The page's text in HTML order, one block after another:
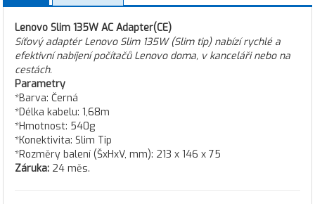
Lenovo Slim 135W AC Adapter(CE)
Síťový adaptér Lenovo Slim 135W (Slim tip) nabízí rychlé a
efektivní nabíjení počítačů Lenovo doma, v kanceláři nebo na
cestách.
Parametry
*Barva: Černá
*Délka kabelu: 1,68m
*Hmotnost: 540g
*Konektivita: Slim Tip
*Rozměry balení (ŠxHxV, mm): 213 x 146 x 75
Záruka: 24 měs.